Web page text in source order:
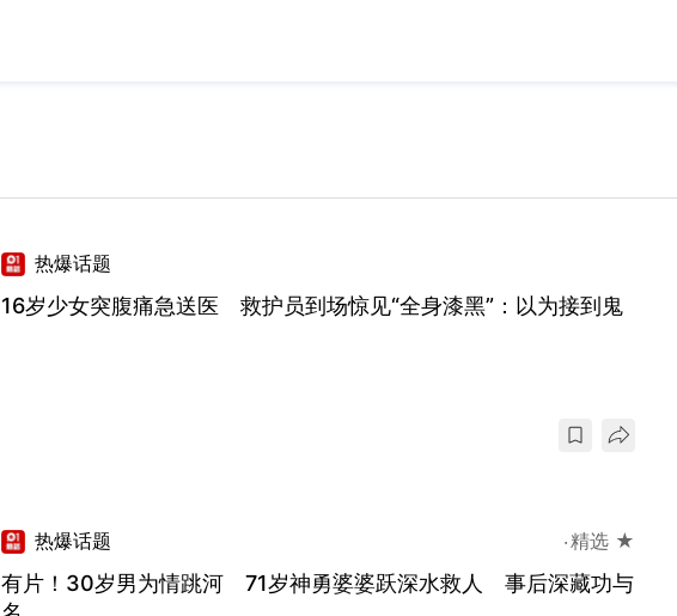
热爆话题
16岁少女突腹痛急送医 救护员到场惊见“全身漆黑”：以为接到鬼
热爆话题 精选 ★
有片！30岁男为情跳河 71岁神勇婆婆跃深水救人 事后深藏功与